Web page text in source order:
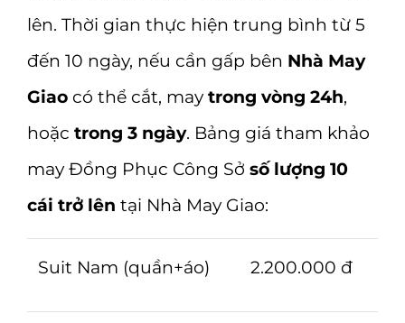
lên. Thời gian thực hiện trung bình từ 5
đến 10 ngày, nếu cần gấp bên Nhà May
Giao có thể cắt, may trong vòng 24h,
hoặc trong 3 ngày. Bảng giá tham khảo
may Đồng Phục Công Sở số lượng 10
cái trở lên tại Nhà May Giao:
Suit Nam (quần+áo) 2.200.000 đ